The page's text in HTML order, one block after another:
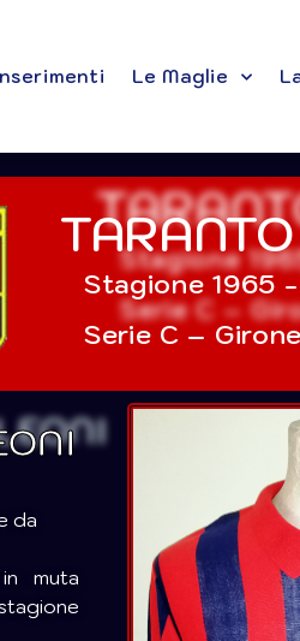
Le Maglie
Stagione 1965
Serie C –
da
muta